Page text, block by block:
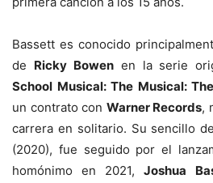
Bassett es conocido
de Ricky Bowenen la serie
School Musical: The Musical:
un contrato con Warner Records,
carrera en solitario. Su sencillo
(2020), fue seguido por el
homónimo en 2021,Joshua